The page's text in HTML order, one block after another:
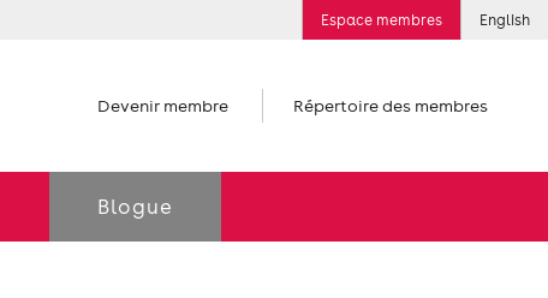
Espace membres English
Devenir membre Répertoire des membres
Blogue